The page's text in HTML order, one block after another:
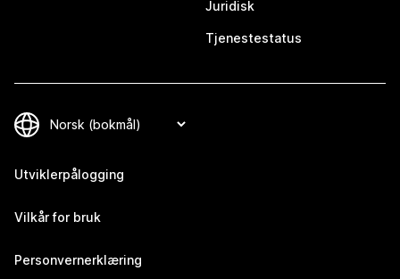
Juridisk
Tjenestestatus
Utviklerpålogging
Vilkår for bruk
Personvernerklæring